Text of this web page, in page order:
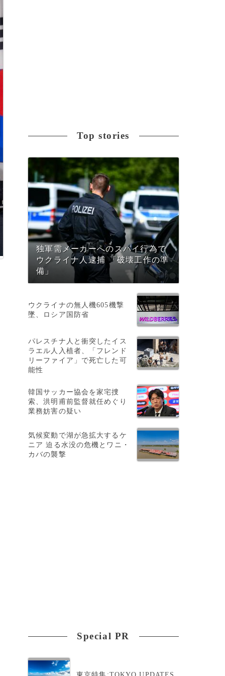
Top stories
独軍需メーカーへのスパイ行為で
ウクライナ人逮捕 「破壊工作の準
備」
ウクライナの無人機605機撃
墜、ロシア国防省
パレスチナ人と衝突したイス
ラエル人入植者、「フレンド
リーファイア」で死亡した可
能性
韓国サッカー協会を家宅捜
索、洪明甫前監督就任めぐり
業務妨害の疑い
気候変動で湖が急拡大するケ
ニア 迫る水没の危機とワニ・
カバの襲撃
Special PR
東京特集:TOKYO UPDATES